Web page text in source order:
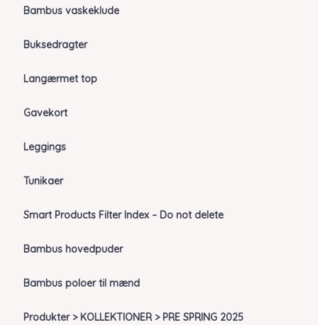
Bambus vaskeklude
Buksedragter
Langærmet top
Gavekort
Leggings
Tunikaer
Smart Products Filter Index – Do not delete
Bambus hovedpuder
Bambus poloer til mænd
Produkter > KOLLEKTIONER > PRE SPRING 2025